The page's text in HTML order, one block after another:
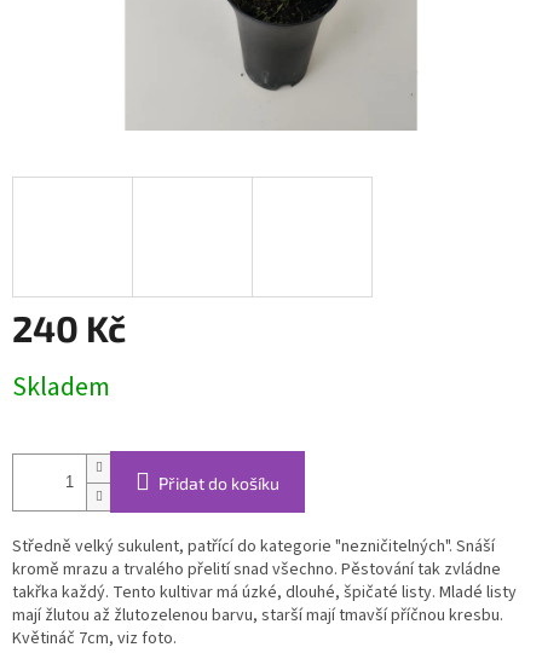
240 Kč
cena:
Skladem
Přidat do košíku
Středně velký sukulent, patřící do kategorie "nezničitelných". Snáší
kromě mrazu a trvalého přelití snad všechno. Pěstování tak zvládne
takřka každý. Tento kultivar má úzké, dlouhé, špičaté listy. Mladé listy
mají žlutou až žlutozelenou barvu, starší mají tmavší příčnou kresbu.
Květináč 7cm, viz foto.